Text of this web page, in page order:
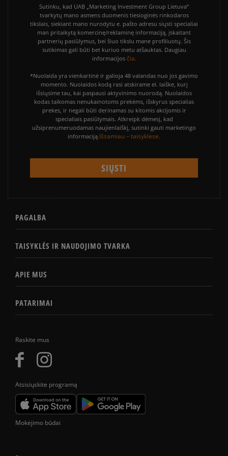
Raskite mus
Atsisiųskite programą
Sutinku, kad UAB „Marketing Investment Group Lietuva“
tvarkytų mano asmens duomenis tiesioginės rinkodaros
tikslais, siekiant mano nurodytu e. pašto adresu siųsti specialiai
man pritaikytą komercinę/reklaminę informaciją, įskaitant
partnerių pasiūlymus, bei šiuo tikslu mane profiliuotų. Šis
sutikimas gali būti bet kuriuo metu atšauktas. Daugiau
informacijos čia.
*Nuolaida yra vienkartinė ir galioja 48 valandas nuo jos gavimo
momento. Nuolaidos kodą rasi atskirame el. laiške, kurį
išsiųsime tau, kai paspausi aktyvinimo nuorodą. Nuolaidos
kodas taikomas nenukainotoms prekėms, išskyrus specialias
prekes, ir negali būti derinamas su kitomis akcijomis ir
specialiais pasiūlymais. Atkreipk dėmesį, kad
užsiprenumeruodamas naujienlaiškį, sutinki gauti marketingo
informaciją.Išsamiau – taisyklėse.
PAGALBA
TAISYKLĖS IR NAUDOJIMO TVARKA
APIE MUS
PATARIMAI
Mokėjimo būdai